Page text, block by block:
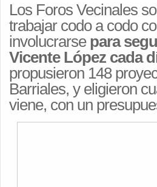
Los Foros Vecinales
trabajar codo a codo
involucrarsepara
Vicente López cada
propusieron 148
Barriales, y eligieron
viene, con un